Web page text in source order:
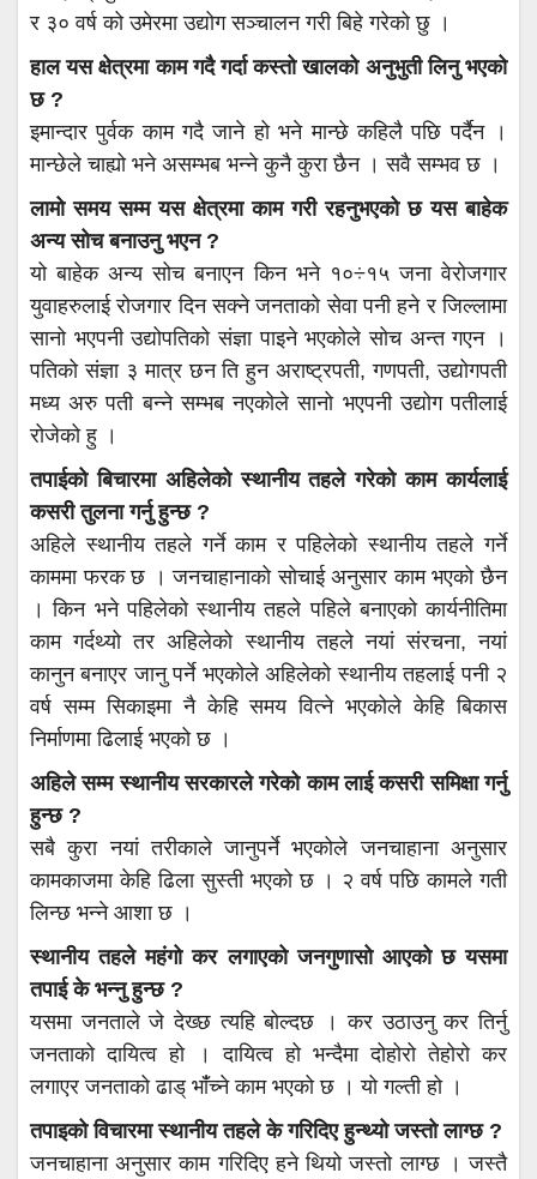
र ३० वर्ष को उमेरमा उद्योग सञ्चालन गरी बिहे गरेको छु ।
हाल यस क्षेत्रमा काम गदै गर्दा कस्तो खालको अनुभुती लिनु भएको
छ ?
इमान्दार पुर्वक काम गदै जाने हो भने मान्छे कहिलै पछि पर्दैन ।
मान्छेले चाह्यो भने असम्भब भन्ने कुनै कुरा छैन । सवै सम्भव छ ।
लामो समय सम्म यस क्षेत्रमा काम गरी रहनुभएको छ यस बाहेक
अन्य सोच बनाउनु भएन ?
यो बाहेक अन्य सोच बनाएन किन भने १०÷१५ जना वेरोजगार
युवाहरुलाई रोजगार दिन सक्ने जनताको सेवा पनी हने र जिल्लामा
सानो भएपनी उद्योपतिको संज्ञा पाइने भएकोले सोच अन्त गएन ।
पतिको संज्ञा ३ मात्र छन ति हुन अराष्ट्रपती, गणपती, उद्योगपती
मध्य अरु पती बन्ने सम्भब नएकोले सानो भएपनी उद्योग पतीलाई
रोजेको हु ।
तपाईको बिचारमा अहिलेको स्थानीय तहले गरेको काम कार्यलाई
कसरी तुलना गर्नु हुन्छ ?
अहिले स्थानीय तहले गर्ने काम र पहिलेको स्थानीय तहले गर्ने
काममा फरक छ । जनचाहानाको सोचाई अनुसार काम भएको छैन
। किन भने पहिलेको स्थानीय तहले पहिले बनाएको कार्यनीतिमा
काम गर्दथ्यो तर अहिलेको स्थानीय तहले नयां संरचना, नयां
कानुन बनाएर जानु पर्ने भएकोले अहिलेको स्थानीय तहलाई पनी २
वर्ष सम्म सिकाइमा नै केहि समय वित्ने भएकोले केहि बिकास
निर्माणमा ढिलाई भएको छ ।
अहिले सम्म स्थानीय सरकारले गरेको काम लाई कसरी समिक्षा गर्नु
हुन्छ ?
सबै कुरा नयां तरीकाले जानुपर्ने भएकोले जनचाहाना अनुसार
कामकाजमा केहि ढिला सुस्ती भएको छ । २ वर्ष पछि कामले गती
लिन्छ भन्ने आशा छ ।
स्थानीय तहले महंगो कर लगाएको जनगुणासो आएको छ यसमा
तपाई के भन्नु हुन्छ ?
यसमा जनताले जे देख्छ त्यहि बोल्दछ । कर उठाउनु कर तिर्नु
जनताको दायित्व हो । दायित्व हो भन्दैमा दोहोरो तेहोरो कर
लगाएर जनताको ढाड् भांँच्ने काम भएको छ । यो गल्ती हो ।
तपाइको विचारमा स्थानीय तहले के गरिदिए हुन्थ्यो जस्तो लाग्छ ?
जनचाहाना अनुसार काम गरिदिए हने थियो जस्तो लाग्छ । जस्तै